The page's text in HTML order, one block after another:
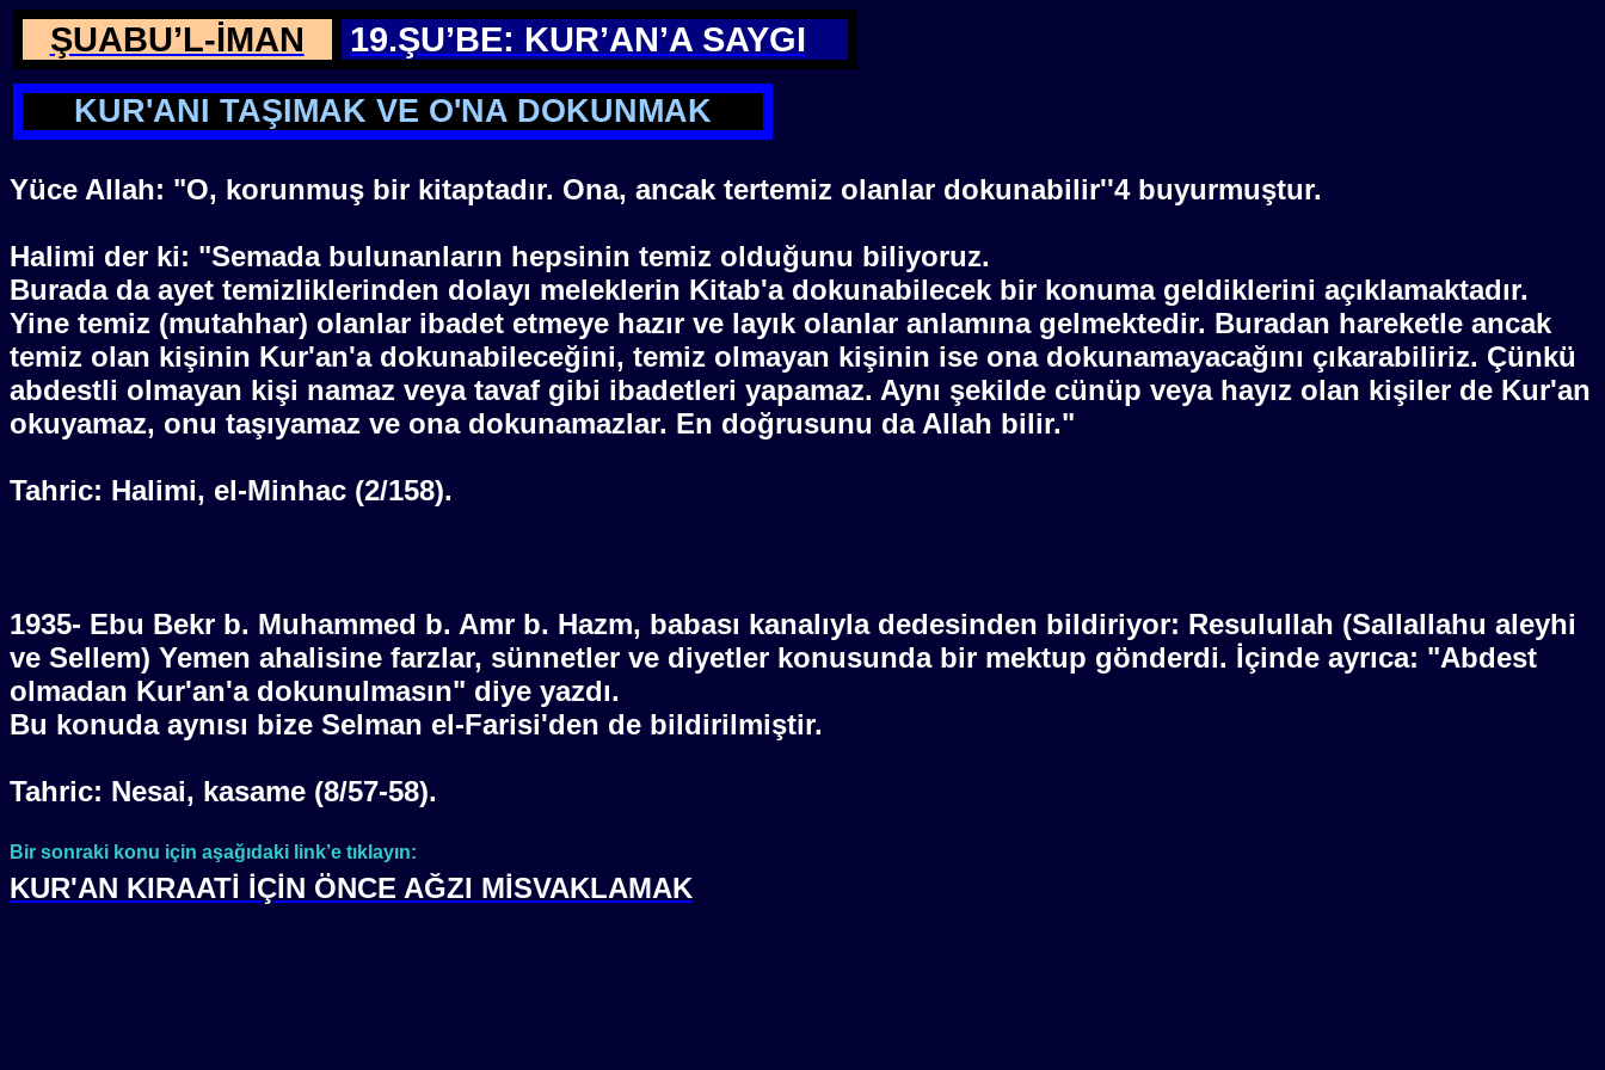
ŞUABU’L-İMAN 19.ŞU’BE: KUR’AN’A SAYGI
KUR'ANI TAŞIMAK VE O'NA DOKUNMAK
Yüce Allah: "O, korunmuş bir kitaptadır. Ona, ancak tertemiz olanlar dokunabilir''4 buyurmuştur.
Halimi der ki: "Semada bulunanların hepsinin temiz olduğunu biliyoruz.
Burada da ayet temizliklerinden dolayı meleklerin Kitab'a dokunabilecek bir konuma geldiklerini açıklamaktadır.
Yine temiz (mutahhar) olanlar ibadet etmeye hazır ve layık olanlar anlamına gelmektedir. Buradan hareketle ancak
temiz olan kişinin Kur'an'a dokunabileceğini, temiz olmayan kişinin ise ona dokunamayacağını çıkarabiliriz. Çünkü
abdestli olmayan kişi namaz veya tavaf gibi ibadetleri yapamaz. Aynı şekilde cünüp veya hayız olan kişiler de Kur'an
okuyamaz, onu taşıyamaz ve ona dokunamazlar. En doğrusunu da Allah bilir."
Tahric: Halimi, el-Minhac (2/158).
1935- Ebu Bekr b. Muhammed b. Amr b. Hazm, babası kanalıyla dedesinden bildiriyor: Resulullah (Sallallahu aleyhi
ve Sellem) Yemen ahalisine farzlar, sünnetler ve diyetler konusunda bir mektup gönderdi. İçinde ayrıca: "Abdest
olmadan Kur'an'a dokunulmasın" diye yazdı.
Bu konuda aynısı bize Selman el-Farisi'den de bildirilmiştir.
Tahric: Nesai, kasame (8/57-58).
Bir sonraki konu için aşağıdaki link’e tıklayın:
KUR'AN KIRAATİ İÇİN ÖNCE AĞZI MİSVAKLAMAK